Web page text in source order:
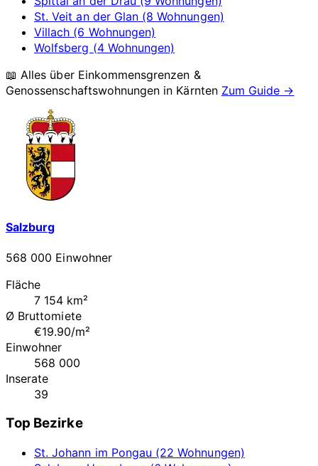
St. Veit an der Glan (8 Wohnungen)
Villach (6 Wohnungen)
Wolfsberg (4 Wohnungen)
📖 Alles über Einkommensgrenzen &
Genossenschaftswohnungen in Kärnten Zum Guide →
Salzburg
568 000 Einwohner
Fläche
7 154 km²
Ø Bruttomiete
€19.90/m²
Einwohner
568 000
Inserate
39
Top Bezirke
St. Johann im Pongau (22 Wohnungen)